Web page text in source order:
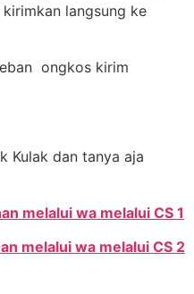
langsung ke
ongkos kirim
Kulak dan tanya aja
melalui wa melalui CS 1
melalui wa melalui CS 2